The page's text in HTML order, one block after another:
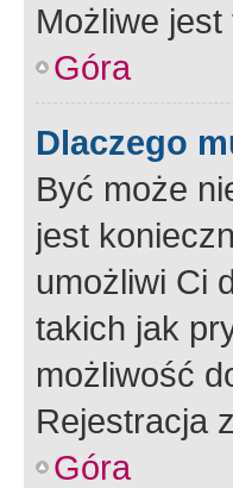
Możliwe
Góra
Dlaczego
Być może
jest
umożliwi Ci
takich jak
możliwość
Rejestracja
Góra